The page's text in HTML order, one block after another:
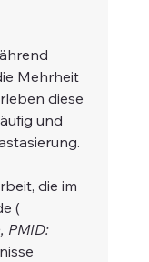
Mehrheit
diese
und
die im
(
PMID: